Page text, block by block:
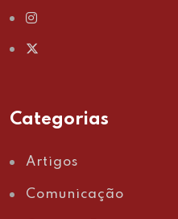
Categorias
Artigos
Comunicação